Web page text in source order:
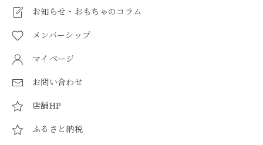
お知らせ・おもちゃのコラム
メンバーシップ
マイページ
お問い合わせ
店舗HP
ふるさと納税